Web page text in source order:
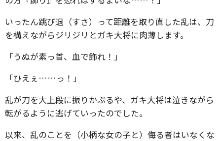
いったん跳び退（すさ）って距離を取り直した乱は、刀
を構えながらジリジリとガキ大将に肉薄します。
「うぬが素っ首、血で飾れ！」
「ひえぇ……っ！」
乱が刀を大上段に振りかぶるや、ガキ大将は泣きながら
転がるように逃げていったのでした。
以来、乱のことを（小柄な女の子と）侮る者はいなくな